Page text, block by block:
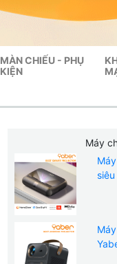
MÀN CHIẾU - PHỤ
KIỆN
Máy